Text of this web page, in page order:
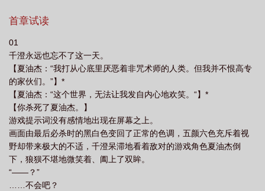
140话，一大堆一大堆私设[-全员单箭头，正文无cp，番外cp杰。主
才死遁，文案情节占比少。第一章作话有详细排雷，慎入[-文内带*
句子引用自原著或其他，有时忘记标注，所以文案说明一下[-封面人
设来自小天使@花礼@裴司徒@叶子@紫菜，感谢为本文写下长评
和画人设图的所有读者小天使们，也感谢阅读中的你们
首章试读
01
千澄永远也忘不了这一天。
【夏油杰：“我打从心底里厌恶着非咒术师的人类。但我并不恨高专
的家伙们。”】*
【夏油杰：“这个世界，无法让我发自内心地欢笑。“】*
【你杀死了夏油杰。】
游戏提示词没有感情地出现在屏幕之上。
画面由最后必杀时的黑白色变回了正常的色调，五颜六色充斥着视
野却带来极大的不适，千澄呆滞地看着敌对的游戏角色夏油杰倒
下，狼狈不堪地微笑着、阖上了双眸。
“——？”
……不会吧？